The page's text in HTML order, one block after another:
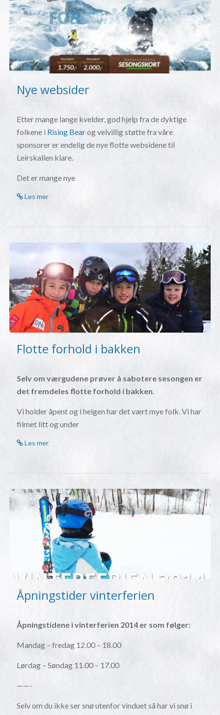
Nye websider
Etter mange lange kvelder, god hjelp fra de dyktige
folkene i Rising Bearog velvillig støtte fra våre
sponsorer er endelig de nye flotte websidene til
Leirskallen klare.
Det er mange nye
Les mer
Flotte forhold i bakken
Selv om værgudene prøver å sabotere sesongen er
det fremdeles flotte forhold i bakken.
Vi holder åpent og i helgen har det vært mye folk. Vi har
filmet litt og under
Les mer
Åpningstider vinterferien
Åpningstidene i vinterferien 2014 er som følger:
Mandag – fredag 12.00 – 18.00
Lørdag – Søndag 11.00 – 17.00
——-
Selv om du ikke ser snø utenfor vinduet så har vi snø i